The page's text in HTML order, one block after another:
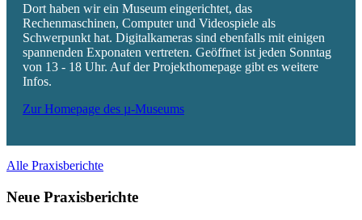
Dort haben wir ein Museum eingerichtet, das
Rechenmaschinen, Computer und Videospiele als
Schwerpunkt hat. Digitalkameras sind ebenfalls mit einigen
spannenden Exponaten vertreten. Geöffnet ist jeden Sonntag
von 13 - 18 Uhr. Auf der Projekthomepage gibt es weitere
Infos.
Zur Homepage des µ-Museums
Alle Praxisberichte
Neue Praxisberichte